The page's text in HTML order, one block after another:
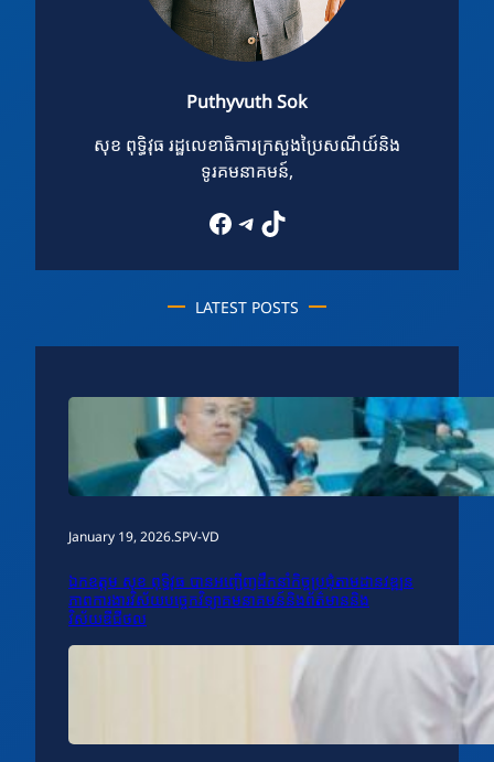
Puthyvuth Sok
សុខ ពុទ្ធិវុធ រដ្ឋលេខាធិការក្រសួងប្រៃសណីយ៍និង
ទូរគមនាគមន៍,
Facebook Telegram TikTok
LATEST POSTS
January 19, 2026.SPV-VD
ឯកឧត្តម សុខ ពុទ្ធិវុធ បានអញ្ជើញដឹកនាំកិច្ចប្រជុំតាមដានវឌ្ឍន
ភាពការងារវិស័យបច្ចេកវិទ្យាគមនាគមន៍និងព័ត៌មាននិង
វិស័យឌីជីថល